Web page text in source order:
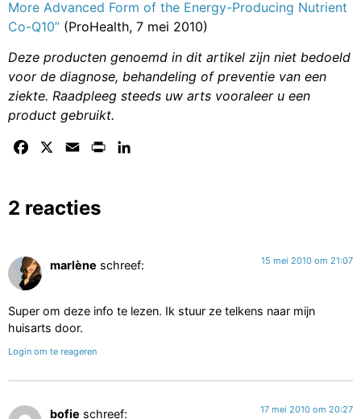
More Advanced Form of the Energy-Producing Nutrient
Co-Q10” (ProHealth, 7 mei 2010)
Deze producten genoemd in dit artikel zijn niet bedoeld
voor de diagnose, behandeling of preventie van een
ziekte. Raadpleeg steeds uw arts vooraleer u een
product gebruikt.
Facebook Email Print
2 reacties
marlène schreef: 15 mei 2010 om 21:07
Super om deze info te lezen. Ik stuur ze telkens naar mijn
huisarts door.
Login om te reageren
bofie schreef: 17 mei 2010 om 20:27